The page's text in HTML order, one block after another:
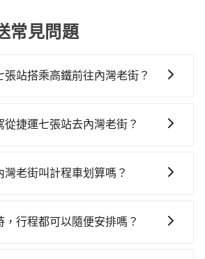
常見問題
站搭乘高鐵前往內灣老街？
早06:34一直到23:08，板橋-新竹一
鐘。抵達高鐵站後，步行進站、現
分鐘出站、等待車站前排班的計程
捷運七張站去內灣老街？
因為要自己開車），最重要的是你
車，每公里再額外加收$3.2，從捷運
老街叫計程車划算嗎？
Taxi、Yoxi等，如果在路邊攔不
行程都可以隨便安排嗎？